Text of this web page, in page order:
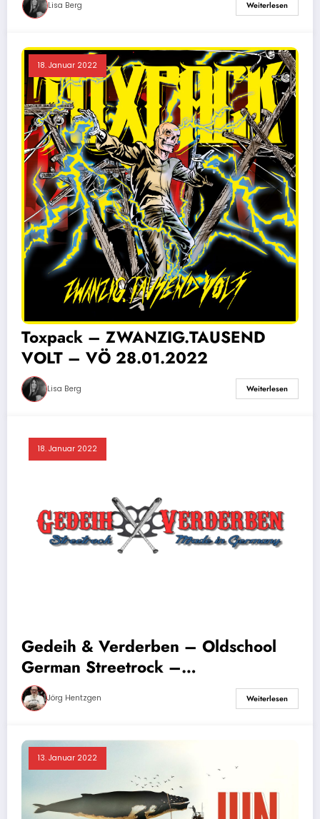
Lisa Berg Weiterlesen
18. Januar 2022
Toxpack – ZWANZIG.TAUSEND
VOLT – VÖ 28.01.2022
Lisa Berg Weiterlesen
18. Januar 2022
Gedeih & Verderben – Oldschool
German Streetrock –
Bandvorstellung
Jörg Hentzgen Weiterlesen
13. Januar 2022